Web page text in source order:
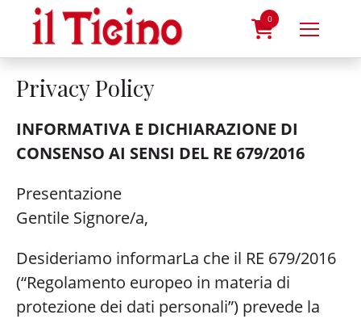
content
0
prodotti
Privacy Policy
INFORMATIVA E DICHIARAZIONE DI
CONSENSO AI SENSI DEL RE 679/2016
Presentazione
Gentile Signore/a,
Desideriamo informarLa che il RE 679/2016
(“Regolamento europeo in materia di
protezione dei dati personali”) prevede la